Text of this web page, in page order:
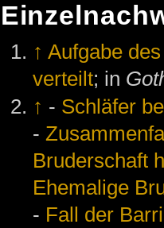
↑ Aufgabe
verteilt; in
↑ - Schläfer
-
Bruderschaft
Ehemalige
- Fall der